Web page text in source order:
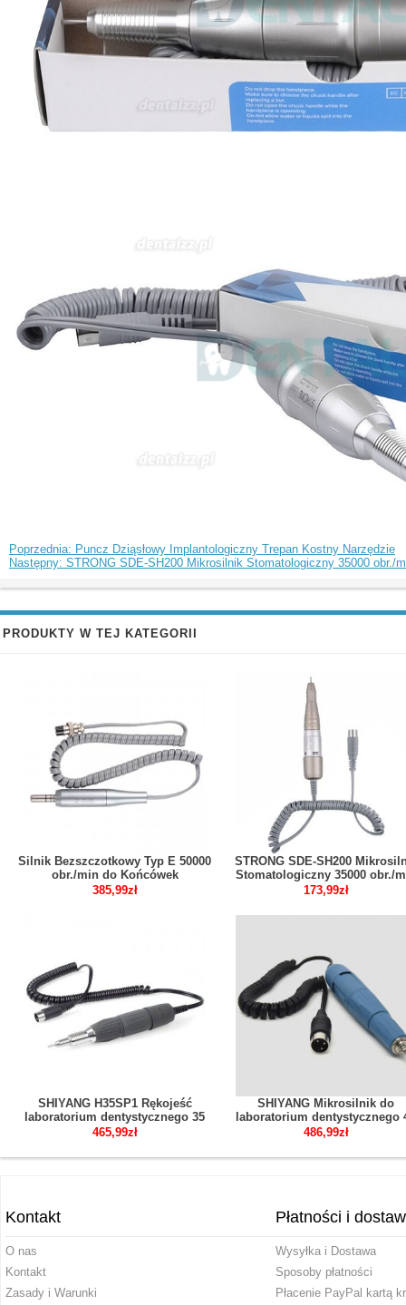
Poprzednia: Puncz Dziąsłowy Implantologiczny Trepan Kostny Narzędzie
Następny: STRONG SDE-SH200 Mikrosilnik Stomatologiczny 35000 obr./
PRODUKTY W TEJ KATEGORII
Silnik Bezszczotkowy Typ E 50000
obr./min do Końcówek
Stomatologicznych
385,99zł
STRONG SDE-SH200
Stomatologiczny 35000 obr./
2.35 mm
173,99zł
SHIYANG H35SP1 Rękojeść
laboratorium dentystycznego 35
000 obr./min do mikrosilnika N7
465,99zł
SHIYANG Mikrosilnik do
laboratorium dentystycznego
000 obr./min SDE-SH37L
486,99zł
Kontakt
O nas
Kontakt
Zasady i Warunki
Płatności i
Wysyłka i Dostawa
Sposoby płatności
Płacenie PayPal kartą